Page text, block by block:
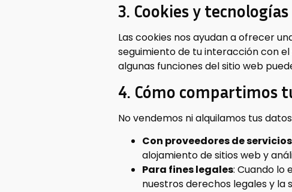
3. Cookies y
Las cookies nos ayudan a ofrecer
seguimiento de tu interacción con
algunas funciones del sitio web
4. Cómo compartimos
No vendemos ni alquilamos tus
Con proveedores de servicios
alojamiento de sitios web y
Para fines legales: Cuando lo
nuestros derechos legales y la